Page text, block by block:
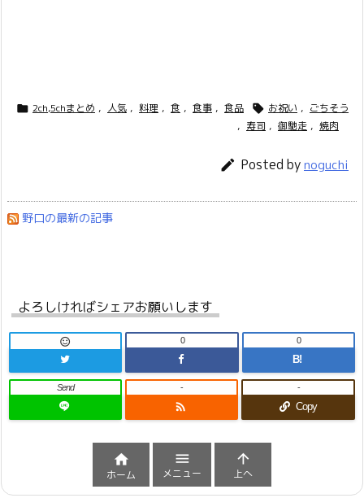
 2ch,5chまとめ , 人気 , 料理 , 食 , 食事 , 食品  お祝い , ごちそう
, 寿司 , 御馳走 , 焼肉
 Posted bynoguchi
野口の最新の記事
よろしければシェアお願いします
 0
B!
0
Send

-
Copy
-

ホーム

メニュー

上へ